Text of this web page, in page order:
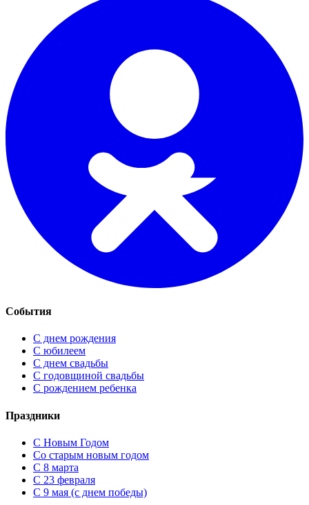
События
С днем рождения
С юбилеем
С днем свадьбы
С годовщиной свадьбы
С рождением ребенка
Праздники
C Новым Годом
Cо старым новым годом
С 8 марта
С 23 февраля
С 9 мая (с днем победы)